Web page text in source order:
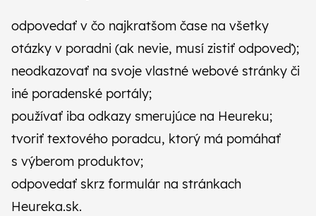
odpovedať v čo najkratšom čase na všetky
otázky v poradni (ak nevie, musí zistiť odpoveď);
neodkazovať na svoje vlastné webové stránky či
iné poradenské portály;
používať iba odkazy smerujúce na Heureku;
tvoriť textového poradcu, ktorý má pomáhať
s výberom produktov;
odpovedať skrz formulár na stránkach
Heureka.sk.